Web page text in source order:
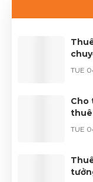
Cảnh để được
TUE
Cho
thuê
TUE